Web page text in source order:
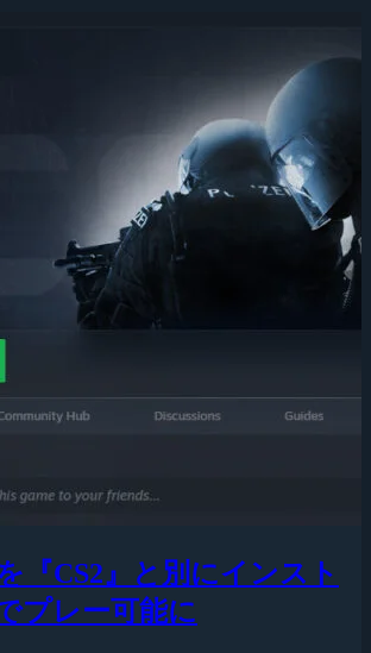
『CS2』と別にインスト
プレー可能に